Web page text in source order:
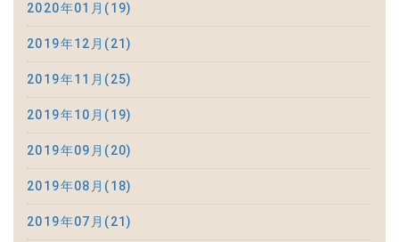
2020年01月(19)
2019年12月(21)
2019年11月(25)
2019年10月(19)
2019年09月(20)
2019年08月(18)
2019年07月(21)